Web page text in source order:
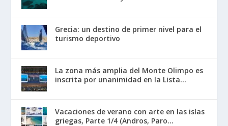
Grecia: un destino de primer nivel para el
turismo deportivo
La zona más amplia del Monte Olimpo es
inscrita por unanimidad en la Lista...
Vacaciones de verano con arte en las islas
griegas, Parte 1/4 (Andros, Paro...